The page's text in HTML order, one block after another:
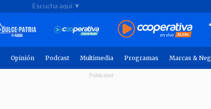
Escucha aquí ▼
Opinión Podcast Multimedia Programas Marcas &